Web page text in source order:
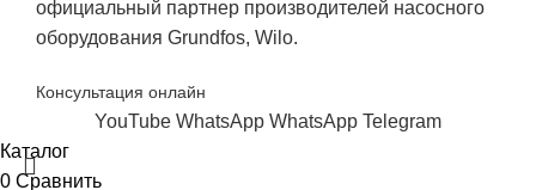
официальный партнер производителей насосного
оборудования Grundfos, Wilo.
Консультация онлайн
YouTube WhatsApp WhatsApp Telegram
Каталог
0 Сравнить